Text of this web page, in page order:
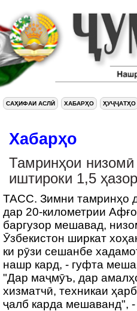
САҲИФАИ АСЛӢ ХАБАРҲО ҲУҶҶАТҲО
Хабарҳо
Тамринҳои
иштироки 1,5
ТАСС. Зимни тамринҳо
дар 20-километрии
баргузор мешавад,
Ӯзбекистон ширкат
ки рӯзи сешанбе
нашр кард, - гуфта
"Дар маҷмӯъ, дар
хизматчӣ, техникаи
ҷалб карда мешаванд",